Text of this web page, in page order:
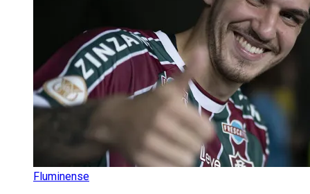
Fluminense